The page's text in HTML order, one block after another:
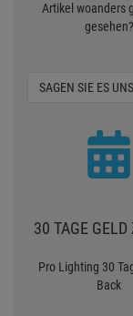
Artikel woanders
gesehen?
SAGEN SIE ES UNS
30 TAGE GELD
Pro Lighting 30
Back